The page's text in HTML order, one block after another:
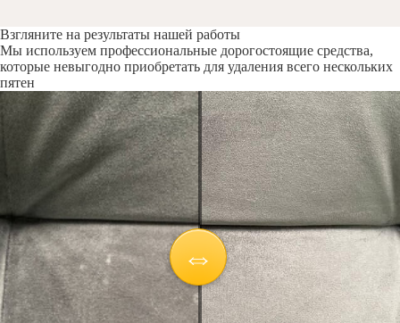
Взгляните на результаты нашей работы
Мы используем профессиональные дорогостоящие средства,
которые невыгодно приобретать для удаления всего нескольких
пятен